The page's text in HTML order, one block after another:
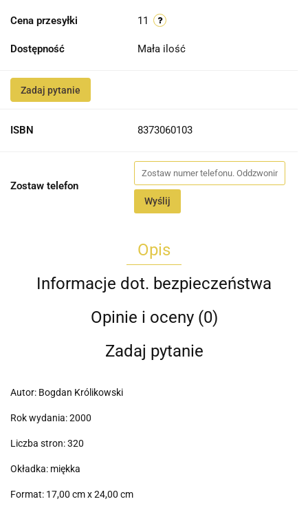
Cena przesyłki 11
Dostępność Mała ilość
Zadaj pytanie
ISBN 8373060103
Zostaw telefon
Wyślij
Opis
Informacje dot. bezpieczeństwa
Opinie i oceny (0)
Zadaj pytanie
Autor: Bogdan Królikowski
Rok wydania: 2000
Liczba stron: 320
Okładka: miękka
Format: 17,00 cm x 24,00 cm